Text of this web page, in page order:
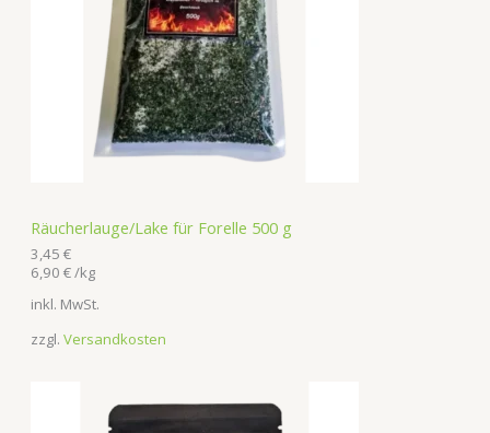
Räucherlauge/Lake für Forelle 500 g
3,45 €
6,90 €/kg
inkl. MwSt.
zzgl. Versandkosten